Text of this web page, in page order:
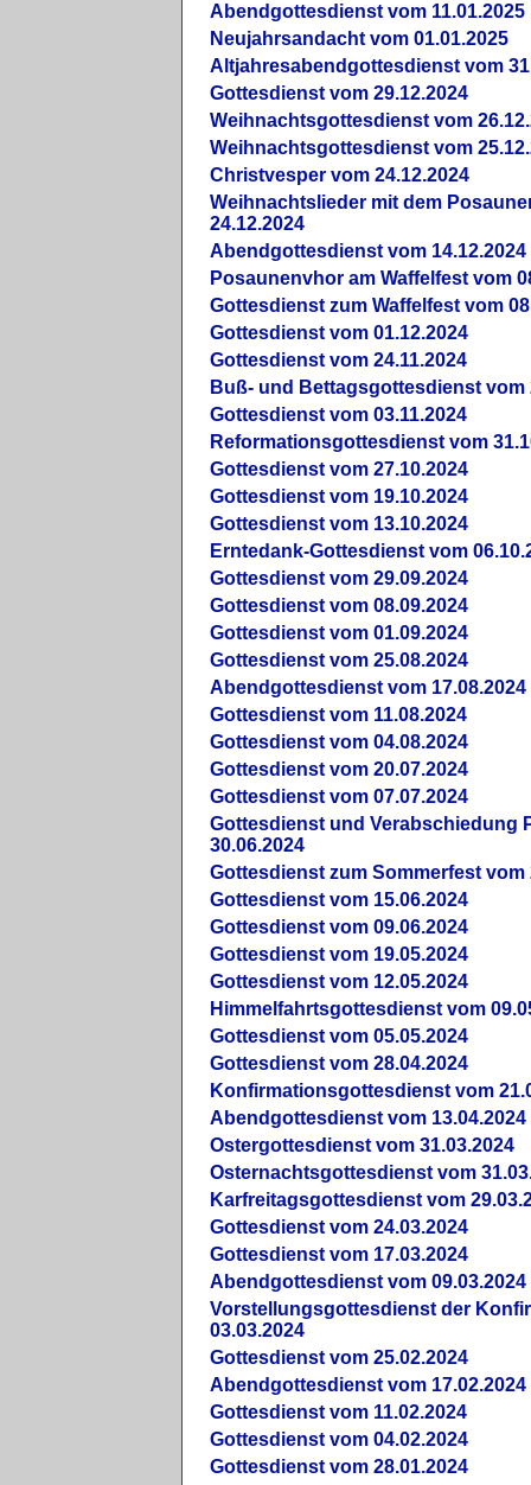
Abendgottesdienst vom 11.01.2025
Neujahrsandacht vom 01.01.2025
Altjahresabendgottesdienst vom
Gottesdienst vom 29.12.2024
Weihnachtsgottesdienst vom
Weihnachtsgottesdienst vom
Christvesper vom 24.12.2024
Weihnachtslieder mit dem
24.12.2024
Abendgottesdienst vom 14.12.2024
Posaunenvhor am Waffelfest vom
Gottesdienst zum Waffelfest vom
Gottesdienst vom 01.12.2024
Gottesdienst vom 24.11.2024
Buß- und Bettagsgottesdienst vom
Gottesdienst vom 03.11.2024
Reformationsgottesdienst vom
Gottesdienst vom 27.10.2024
Gottesdienst vom 19.10.2024
Gottesdienst vom 13.10.2024
Erntedank-Gottesdienst vom
Gottesdienst vom 29.09.2024
Gottesdienst vom 08.09.2024
Gottesdienst vom 01.09.2024
Gottesdienst vom 25.08.2024
Abendgottesdienst vom 17.08.2024
Gottesdienst vom 11.08.2024
Gottesdienst vom 04.08.2024
Gottesdienst vom 20.07.2024
Gottesdienst vom 07.07.2024
Gottesdienst und Verabschiedung
30.06.2024
Gottesdienst zum Sommerfest vom
Gottesdienst vom 15.06.2024
Gottesdienst vom 09.06.2024
Gottesdienst vom 19.05.2024
Gottesdienst vom 12.05.2024
Himmelfahrtsgottesdienst vom
Gottesdienst vom 05.05.2024
Gottesdienst vom 28.04.2024
Konfirmationsgottesdienst vom
Abendgottesdienst vom 13.04.2024
Ostergottesdienst vom 31.03.2024
Osternachtsgottesdienst vom
Karfreitagsgottesdienst vom
Gottesdienst vom 24.03.2024
Gottesdienst vom 17.03.2024
Abendgottesdienst vom 09.03.2024
Vorstellungsgottesdienst der
03.03.2024
Gottesdienst vom 25.02.2024
Abendgottesdienst vom 17.02.2024
Gottesdienst vom 11.02.2024
Gottesdienst vom 04.02.2024
Gottesdienst vom 28.01.2024